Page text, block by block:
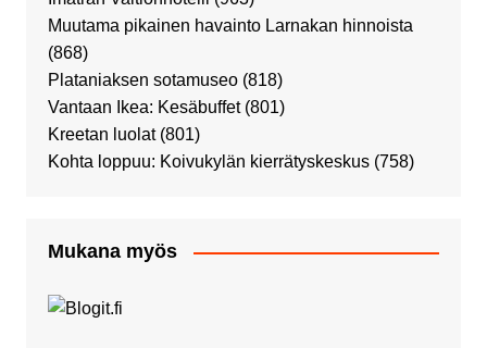
Muutama pikainen havainto Larnakan hinnoista
(868)
Plataniaksen sotamuseo (818)
Vantaan Ikea: Kesäbuffet (801)
Kreetan luolat (801)
Kohta loppuu: Koivukylän kierrätyskeskus (758)
Mukana myös